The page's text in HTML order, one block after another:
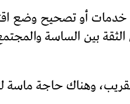
أو تصحيح وضع
بين الساسة
القريب، وهناك حاجة